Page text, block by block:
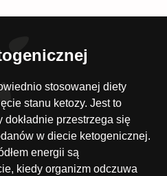
stosowanej diety
stanu ketozy. Jest to
przestrzega się
w diecie ketogenicznej.
energii są
kiedy organizm odczuwa